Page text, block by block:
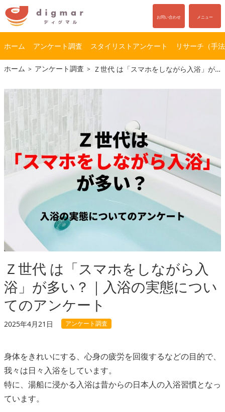
コ
ン
ン
ス
ッ
プ
ナ
ビ
ー
ン
移
動
お問い合わせ メニュー
ホーム アンケート調査 スタイリストアンケート リサーチ（手
ホーム アンケート調査 Ｚ世代 は「スマホをしながら入浴」が多い？｜入浴の実態についてのアンケート
Ｚ世代 は「スマホをしながら入
浴」が多い？｜入浴の実態につい
てのアンケート
2025年4月21日 アンケート調査
身体をきれいにする、心身の疲労を回復するなどの目的で、
我々は日々入浴をしています。
特に、湯船に浸かる入浴は昔からの日本人の入浴習慣となっ
ています。